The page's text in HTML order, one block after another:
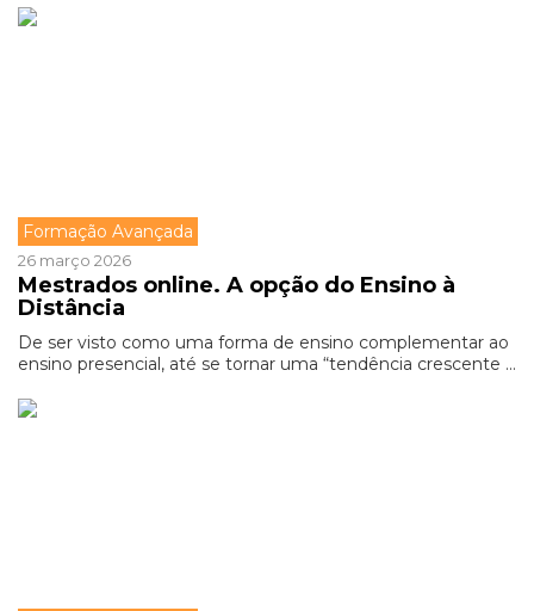
Formação Avançada
26 março 2026
Mestrados online. A opção do Ensino à
Distância
De ser visto como uma forma de ensino complementar ao
ensino presencial, até se tornar uma “tendência crescente ...